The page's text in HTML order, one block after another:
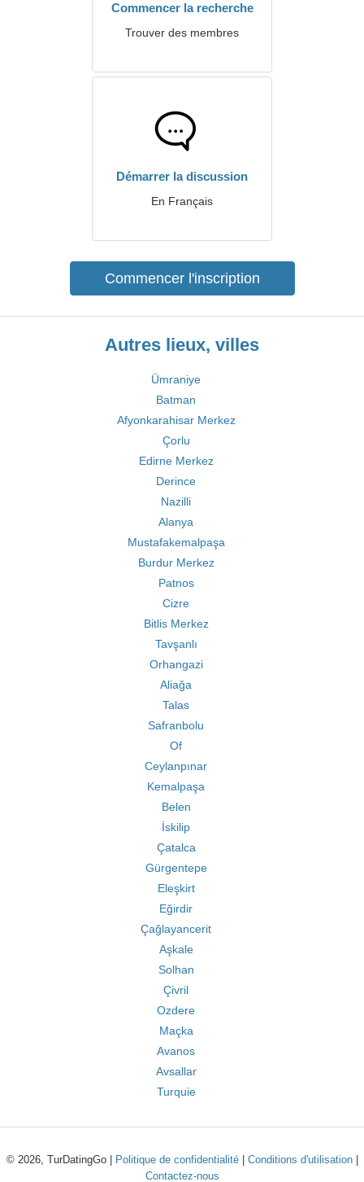
Commencer la recherche
Trouver des membres
Démarrer la discussion
En Français
Commencer l'inscription
Autres lieux, villes
Ümraniye
Batman
Afyonkarahisar Merkez
Çorlu
Edirne Merkez
Derince
Nazilli
Alanya
Mustafakemalpaşa
Burdur Merkez
Patnos
Cizre
Bitlis Merkez
Tavşanlı
Orhangazi
Aliağa
Talas
Safranbolu
Of
Ceylanpınar
Kemalpaşa
Belen
İskilip
Çatalca
Gürgentepe
Eleşkirt
Eğirdir
Çağlayancerit
Aşkale
Solhan
Çivril
Ozdere
Maçka
Avanos
Avsallar
Turquie
© 2026, TurDatingGo | Politique de confidentialité| Conditions d'utilisation|
Contactez-nous